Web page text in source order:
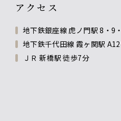
アクセス
地下鉄銀座線 虎ノ門駅 8・9
地下鉄千代田線 霞ヶ関駅
ＪＲ 新橋駅 徒歩7分